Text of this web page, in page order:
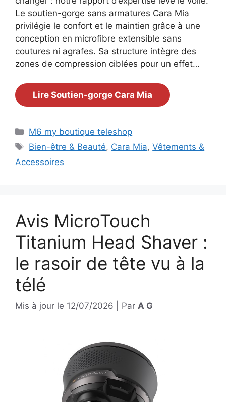
Le soutien-gorge sans armatures Cara Mia
privilégie le confort et le maintien grâce à une
conception en microfibre extensible sans
coutures ni agrafes. Sa structure intègre des
zones de compression ciblées pour un effet…
Lire Soutien-gorge Cara Mia
Catégories
M6 my boutique teleshop
Étiquettes
Bien-être & Beauté, Cara Mia,Vêtements &
Accessoires
Avis MicroTouch
Titanium Head Shaver :
le rasoir de tête vu à la
télé
Mis à jour le 12/07/2026 Par A G